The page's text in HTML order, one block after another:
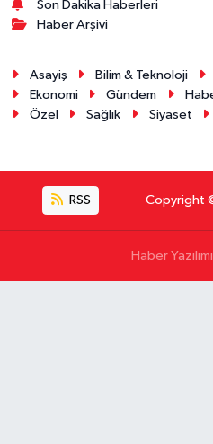
Son Dakika Haberleri
Haber Arşivi
Asayiş Bilim & Teknoloji
Ekonomi
Gündem
Özel
Sağlık Siyaset
RSS Copyright
Haber